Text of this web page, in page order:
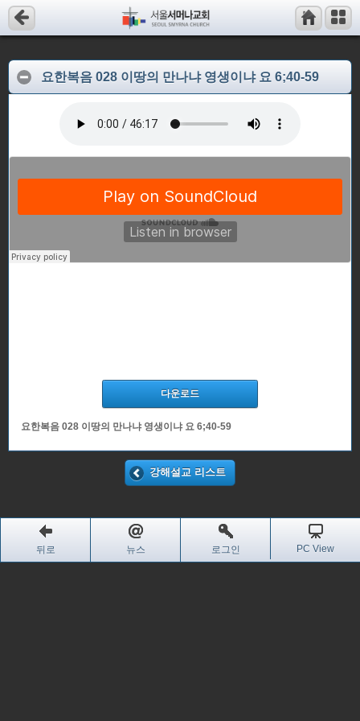
요한복음 028 이땅의 만나냐 영생이냐 요 6;40-59
다운로드
요한복음 028 이땅의 만나냐 영생이냐 요 6;40-59
강해설교 리스트
뒤로 뉴스 로그인 PC View